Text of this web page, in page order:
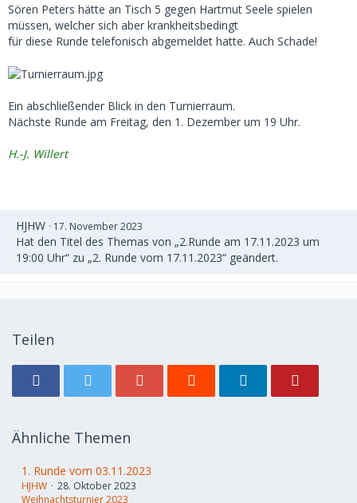
Sören Peters hätte an Tisch 5 gegen Hartmut Seele spielen
müssen, welcher sich aber krankheitsbedingt
für diese Runde telefonisch abgemeldet hatte. Auch Schade!
Ein abschließender Blick in den Turnierraum.
Nächste Runde am Freitag, den 1. Dezember um 19 Uhr.
H.-J. Willert
HJHW 17. November 2023
Hat den Titel des Themas von „2.Runde am 17.11.2023 um
19:00 Uhr“ zu „2. Runde vom 17.11.2023“ geändert.
Teilen
Ähnliche Themen
1. Runde vom 03.11.2023
HJHW
28. Oktober 2023
Weihnachtsturnier 2023